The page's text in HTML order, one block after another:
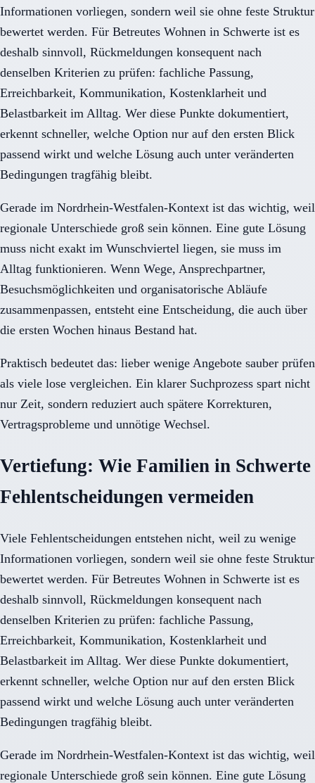
Informationen vorliegen, sondern weil sie ohne feste Struktur
bewertet werden. Für Betreutes Wohnen in Schwerte ist es
deshalb sinnvoll, Rückmeldungen konsequent nach
denselben Kriterien zu prüfen: fachliche Passung,
Erreichbarkeit, Kommunikation, Kostenklarheit und
Belastbarkeit im Alltag. Wer diese Punkte dokumentiert,
erkennt schneller, welche Option nur auf den ersten Blick
passend wirkt und welche Lösung auch unter veränderten
Bedingungen tragfähig bleibt.
Gerade im Nordrhein-Westfalen-Kontext ist das wichtig, weil
regionale Unterschiede groß sein können. Eine gute Lösung
muss nicht exakt im Wunschviertel liegen, sie muss im
Alltag funktionieren. Wenn Wege, Ansprechpartner,
Besuchsmöglichkeiten und organisatorische Abläufe
zusammenpassen, entsteht eine Entscheidung, die auch über
die ersten Wochen hinaus Bestand hat.
Praktisch bedeutet das: lieber wenige Angebote sauber prüfen
als viele lose vergleichen. Ein klarer Suchprozess spart nicht
nur Zeit, sondern reduziert auch spätere Korrekturen,
Vertragsprobleme und unnötige Wechsel.
Vertiefung: Wie Familien in Schwerte
Fehlentscheidungen vermeiden
Viele Fehlentscheidungen entstehen nicht, weil zu wenige
Informationen vorliegen, sondern weil sie ohne feste Struktur
bewertet werden. Für Betreutes Wohnen in Schwerte ist es
deshalb sinnvoll, Rückmeldungen konsequent nach
denselben Kriterien zu prüfen: fachliche Passung,
Erreichbarkeit, Kommunikation, Kostenklarheit und
Belastbarkeit im Alltag. Wer diese Punkte dokumentiert,
erkennt schneller, welche Option nur auf den ersten Blick
passend wirkt und welche Lösung auch unter veränderten
Bedingungen tragfähig bleibt.
Gerade im Nordrhein-Westfalen-Kontext ist das wichtig, weil
regionale Unterschiede groß sein können. Eine gute Lösung